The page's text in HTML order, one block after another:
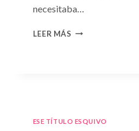
necesitaba…
LEER MÁS CONSULTA
ESE TÍTULO ESQUIVO